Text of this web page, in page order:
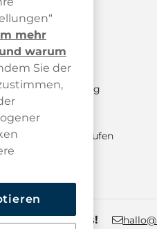
Kontaktiere uns!
FAQ
Lieferung
/ Kauf hier widerrufen
mehr
warum
Sie der